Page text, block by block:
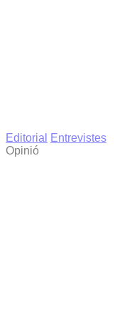
Editorial
Entrevistes
Opinió